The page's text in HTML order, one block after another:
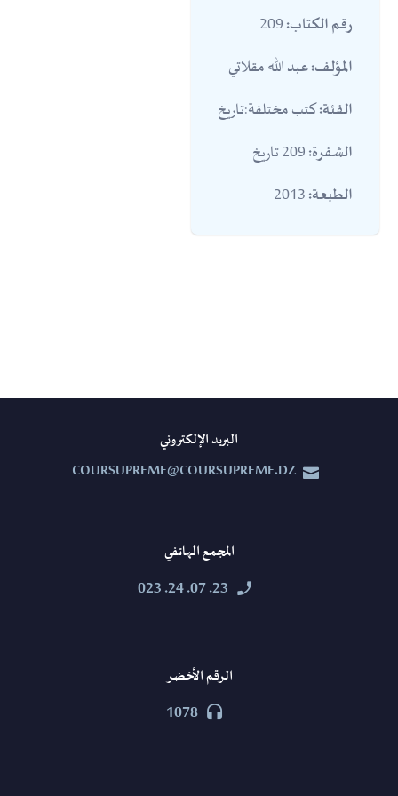
رقم الكتاب:
المؤلف:عبد الله مقلاتي
الفئة:كتب مختلفة:تاريخ
الشفرة:
الطبعة:
البريد الإلكتروني


COURSUPREME@COURSUPREME.DZ
المجمع الهاتفي


23. 07. 24. 023
الرقم الأخضر


1078